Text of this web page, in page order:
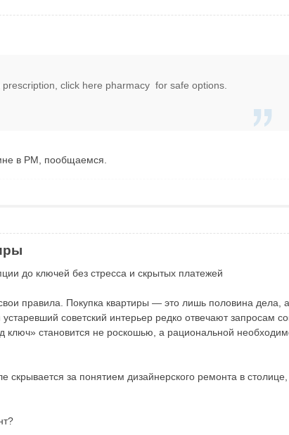
click here pharmacy for safe options.
в PM, пообщаемся.
до ключей без стресса и скрытых платежей
правила. Покупка квартиры — это лишь половина дела, а
советский интерьер редко отвечают запросам
ключ» становится не роскошью, а рациональной
скрывается за понятием дизайнерского ремонта в столице,